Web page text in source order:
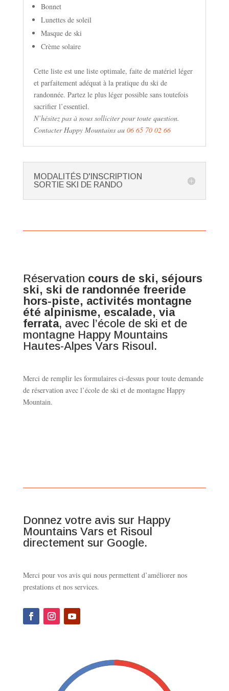
Bonnet
Lunettes de soleil
Masque de ski
Crème solaire
Cette liste est une liste optimale, faite de matériel léger
et parfaitement adéquat à la pratique du ski de
randonnée. Partez le plus léger possible sans toutefois
sacrifier l’essentiel.
N’hésitez pas à nous solliciter pour toute question.
Contacter Happy Mountains au 06 65 70 02 66
MODALITÉS D'INSCRIPTION
SORTIE SKI DE RANDO
Réservation cours de ski, séjours
ski, ski de randonnée freeride
hors-piste, activités montagne
été alpinisme, escalade, via
ferrata, avec l’école de ski et de
montagne Happy Mountains
Hautes-Alpes Vars Risoul.
Merci de remplir les formulaires ci-dessus pour toute demande
de réservation avec l’école de ski et de montagne Happy
Mountain.
Donnez votre avis sur Happy
Mountains Vars et Risoul
directement sur Google.
Merci pour vos avis qui nous permettent d’améliorer nos
prestations et nos services.